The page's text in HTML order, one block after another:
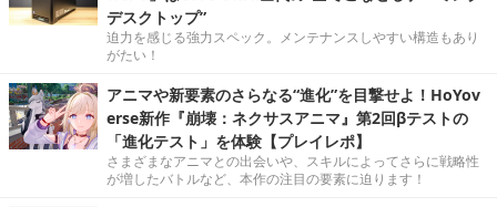
デスクトップ”
迫力を感じる強力スペック。メンテナンスしやすい構造もあり
がたい！
アニマや新要素のさらなる“進化”を目撃せよ！HoYov
erse新作『崩壊：ネクサスアニマ』第2回βテストの
「進化テスト」を体験【プレイレポ】
さまざまなアニマとの出会いや、スキルによってさらに戦略性
が増したバトルなど、本作の注目の要素に迫ります！